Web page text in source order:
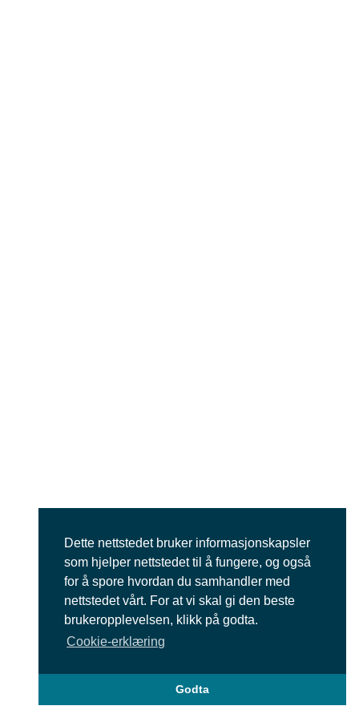
Dette nettstedet bruker informasjonskapsler
som hjelper nettstedet til å fungere, og også
for å spore hvordan du samhandler med
nettstedet vårt. For at vi skal gi den beste
brukeropplevelsen, klikk på godta.
Cookie-erklæring
Godta